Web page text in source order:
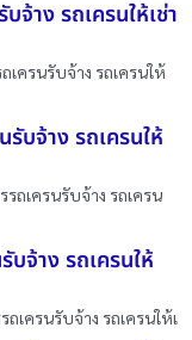
จ้าง รถเครนให้เช่า
เครนรับจ้าง รถเครนให้
บจ้าง รถเครนให้
ถเครนรับจ้าง รถเครน
บจ้าง รถเครนให้
เครนรับจ้าง รถเครนให้เ